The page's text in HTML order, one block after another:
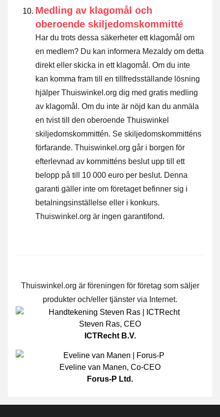
Medling av klagomål och
oberoende skiljedomskommitté
Har du trots dessa säkerheter ett klagomål om
en medlem? Du kan informera Mezaldy om detta
direkt eller skicka in ett klagomål . Om du inte
kan komma fram till en tillfredsställande lösning
hjälper Thuiswinkel.org dig med gratis medling
av klagomål. Om du inte är nöjd kan du anmäla
en tvist till den oberoende Thuiswinkel
skiljedomskommittén. Se skiljedomskommitténs
förfarande. Thuiswinkel.org går i borgen för
efterlevnad av kommitténs beslut upp till ett
belopp på till 10 000 euro per beslut. Denna
garanti gäller inte om företaget befinner sig i
betalningsinställelse eller i konkurs.
Thuiswinkel.org är ingen garantifond.
Thuiswinkel.org är föreningen för företag som säljer
produkter och/eller tjänster via Internet.
Steven Ras, CEO
ICTRecht B.V.
Eveline van Manen, Co-CEO
Forus-P Ltd.